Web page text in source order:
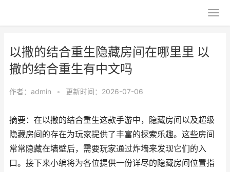
以撒的结合重生隐藏房间在哪里里 以
撒的结合重生有中文吗
作者： admin • 更新时间：2026-07-06
摘要：在以撒的结合重生这款手游中，隐藏房间以及超级
隐藏房间的存在为玩家提供了丰富的探索乐趣。这些房间
常常隐藏在墙壁后，需要玩家通过炸墙来发现它们的入
口。接下来小编将为各位提供一份详尽的隐藏房间位置指